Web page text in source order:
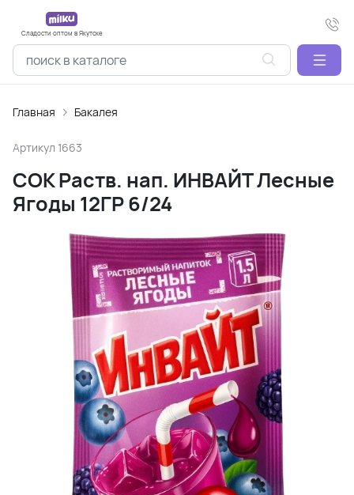
Сладости оптом в Якутске
Главная Бакалея
Артикул 1663
СОК Раств. нап. ИНВАЙТ Лесные
Ягоды 12ГР 6/24